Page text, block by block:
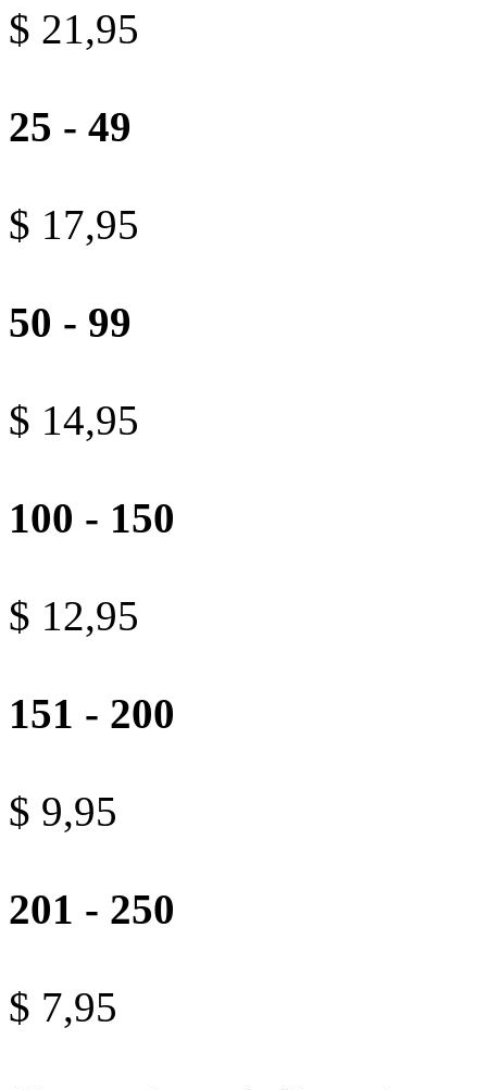
$ 21,95
25 - 49
$ 17,95
50 - 99
$ 14,95
100 - 150
$ 12,95
151 - 200
$ 9,95
201 - 250
$ 7,95